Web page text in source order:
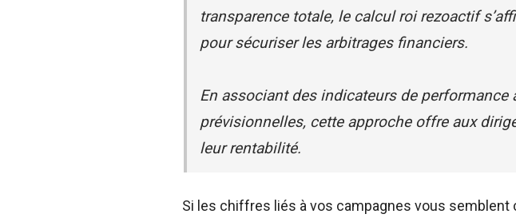
transparence totale, le calcul roi rezoactif
pour sécuriser les arbitrages financiers.
En associant des indicateurs de
prévisionnelles, cette approche offre aux
leur rentabilité.
Si les chiffres liés à vos campagnes vous semblent